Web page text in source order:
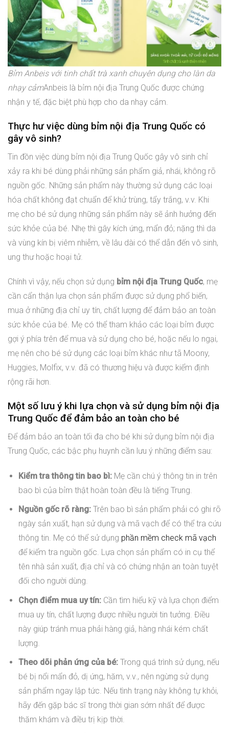
Bỉm Anbeis với tinh chất trà xanh chuyên dụng cho làn da
nhạy cảmAnbeis là bỉm nội địa Trung Quốc được chứng
nhận y tế, đặc biệt phù hợp cho da nhạy cảm.
Thực hư việc dùng bỉm nội địa Trung Quốc có
gây vô sinh?
Tin đồn việc dùng bỉm nội địa Trung Quốc gây vô sinh chỉ
xảy ra khi bé dùng phải những sản phẩm giả, nhái, không rõ
nguồn gốc. Những sản phẩm này thường sử dụng các loại
hóa chất không đạt chuẩn để khử trùng, tẩy trắng, v.v. Khi
mẹ cho bé sử dụng những sản phẩm này sẽ ảnh hưởng đến
sức khỏe của bé. Nhẹ thì gây kích ứng, mẩn đỏ; nặng thì da
và vùng kín bị viêm nhiễm, về lâu dài có thể dẫn đến vô sinh,
ung thư hoặc hoại tử.
Chính vì vậy, nếu chọn sử dụng bỉm nội địa Trung Quốc, mẹ
cần cẩn thận lựa chọn sản phẩm được sử dụng phổ biến,
mua ở những địa chỉ uy tín, chất lượng để đảm bảo an toàn
sức khỏe của bé. Mẹ có thể tham khảo các loại bỉm được
gợi ý phía trên để mua và sử dụng cho bé, hoặc nếu lo ngại,
mẹ nên cho bé sử dụng các loại bỉm khác như tã Moony,
Huggies, Molfix, v.v. đã có thương hiệu và được kiểm định
rộng rãi hơn.
Một số lưu ý khi lựa chọn và sử dụng bỉm nội địa
Trung Quốc để đảm bảo an toàn cho bé
Để đảm bảo an toàn tối đa cho bé khi sử dụng bỉm nội địa
Trung Quốc, các bậc phụ huynh cần lưu ý những điểm sau:
Kiểm tra thông tin bao bì:Mẹ cần chú ý thông tin in trên
bao bì của bỉm thật hoàn toàn đều là tiếng Trung.
Nguồn gốc rõ ràng:Trên bao bì sản phẩm phải có ghi rõ
ngày sản xuất, hạn sử dụng và mã vạch để có thể tra cứu
thông tin. Mẹ có thể sử dụng phần mềm check mã vạch
để kiểm tra nguồn gốc. Lựa chọn sản phẩm có in cụ thể
tên nhà sản xuất, địa chỉ và có chứng nhận an toàn tuyệt
đối cho người dùng.
Chọn điểm mua uy tín:Cần tìm hiểu kỹ và lựa chọn điểm
mua uy tín, chất lượng được nhiều người tin tưởng. Điều
này giúp tránh mua phải hàng giả, hàng nhái kém chất
lượng.
Theo dõi phản ứng của bé:Trong quá trình sử dụng, nếu
bé bị nổi mẩn đỏ, dị ứng, hăm, v.v., nên ngừng sử dụng
sản phẩm ngay lập tức. Nếu tình trạng này không tự khỏi,
hãy đến gặp bác sĩ trong thời gian sớm nhất để được
thăm khám và điều trị kịp thời.